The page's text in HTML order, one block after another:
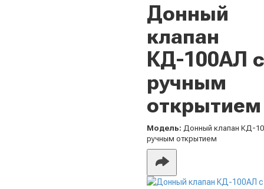
Донный
клапан
КД-100АЛ с
ручным
открытием
Модель: Донный клапан КД-
ручным открытием